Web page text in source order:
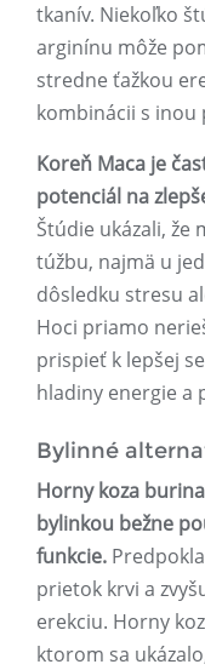
tkanív. Niekoľko
arginínu môže
stredne ťažkou
kombinácii s
Koreň Maca je
potenciál na
Štúdie ukázali, že
túžbu, najmä u
dôsledku stresu
Hoci priamo
prispieť k lepšej
hladiny energie a
Bylinné
Horny koza
bylinkou bežne
funkcie.
prietok krvi a
erekciu. Horny
ktorom sa